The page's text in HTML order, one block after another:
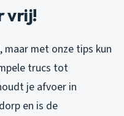
vrij!
met onze tips kun
trucs tot
je afvoer in
en is de